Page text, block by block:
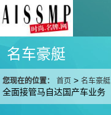
名车豪艇
您现在的位置： 首页 >名车豪艇
全面接管马自达国产车业务